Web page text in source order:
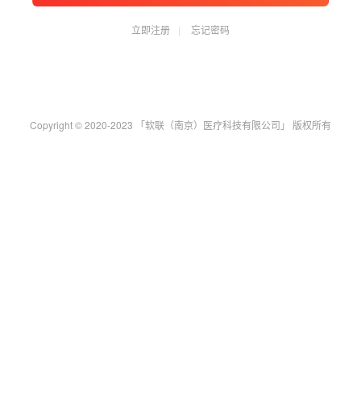
立即注册 忘记密码
Copyright © 2020-2023 「软联（南京）医疗科技有限公司」 版权所有